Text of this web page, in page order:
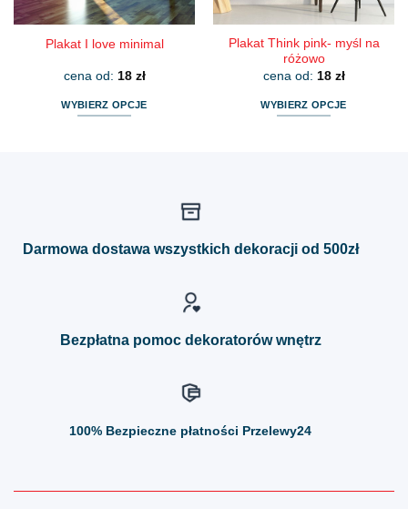
produktu
produktu
Plakat I love minimal
cena od: 18 zł
WYBIERZ OPCJE
Plakat Think pink- myśl na
różowo
cena od: 18 zł
WYBIERZ OPCJE
można
Darmowa dostawa wszystkich dekoracji od 500zł
Bezpłatna pomoc dekoratorów wnętrz
100% Bezpieczne płatności Przelewy24